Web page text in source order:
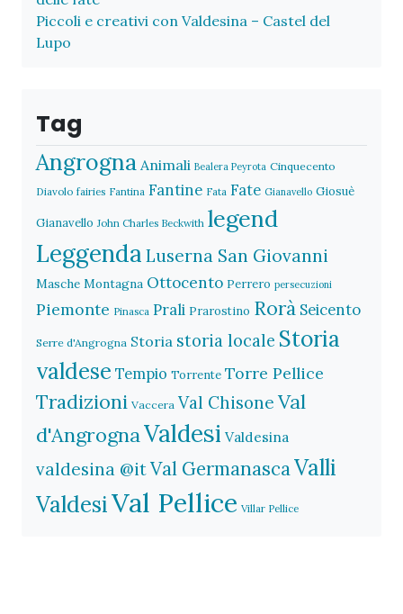
Piccoli e creativi con Valdesina – Castel del
Lupo
Tag
Angrogna Animali Bealera Peyrota Cinquecento
Diavolo fairies Fantina Fantine Fata Fate Gianavello Giosuè
Gianavello John Charles Beckwith legend
Leggenda Luserna San Giovanni
Masche Montagna Ottocento Perrero persecuzioni
Piemonte Pinasca Prali Prarostino Rorà Seicento
Serre d'Angrogna Storia storia locale Storia
valdese Tempio Torrente Torre Pellice
Tradizioni Vaccera Val Chisone Val
d'AngrognaValdesi Valdesina
valdesina @itVal GermanascaValli
ValdesiVal Pellice Villar Pellice